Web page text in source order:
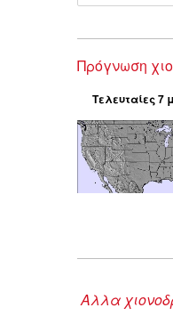
Πρόγνωση
Τελευταίες 7
Αλλα